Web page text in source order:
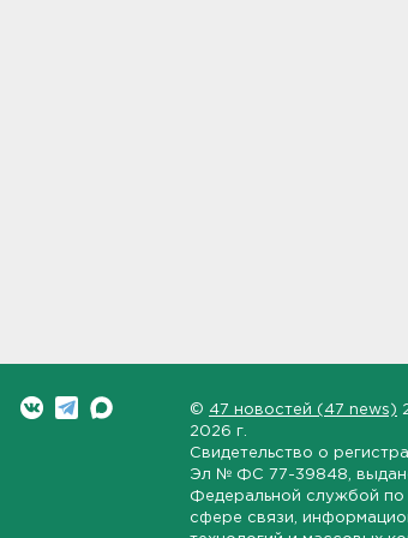
© 47 новостей (47 news)
2026 г.
Свидетельство о
Эл № ФС 77-39848 ,
Федеральной службой по
сфере связи,